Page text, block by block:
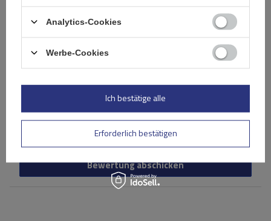
Ihr Produktfoto hinzufügen:
Ihre E-Mail-Adresse
Bewertung abschicken
Analytics-Cookies
Werbe-Cookies
Erforderlich bestätigen
Ich bestätige alle